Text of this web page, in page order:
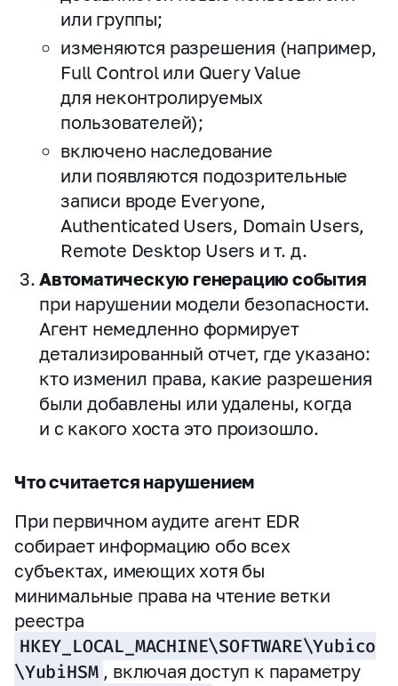
или группы;
изменяются разрешения (например,
Full Control или Query Value
для неконтролируемых
пользователей);
включено наследование
или появляются подозрительные
записи вроде Everyone,
Authenticated Users, Domain Users,
Remote Desktop Users и т. д.
Автоматическую генерацию события
при нарушении модели безопасности.
Агент немедленно формирует
детализированный отчет, где указано:
кто изменил права, какие разрешения
были добавлены или удалены, когда
и с какого хоста это произошло.
Что считается нарушением
При первичном аудите агент EDR
собирает информацию обо всех
субъектах, имеющих хотя бы
минимальные права на чтение ветки
реестра
HKEY_LOCAL_MACHINE\SOFTWARE\Yubico
\YubiHSM , включая доступ к параметру